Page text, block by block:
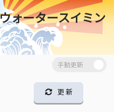
ォータースイミン
更 新